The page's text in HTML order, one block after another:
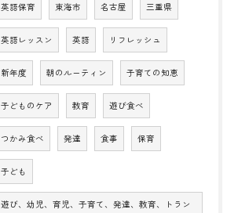
英語保育 東海市 名古屋 三重県
英語レッスン 英語 リフレッシュ
新年度 朝のルーティン 子育ての知恵
子どものケア 教育 遊び食べ
つかみ食べ 発達 食事 保育
子ども
遊び、幼児、育児、子育て、発達、教育、トラン